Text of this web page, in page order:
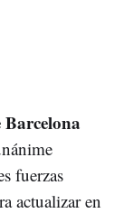
fuerzas
actualizar en